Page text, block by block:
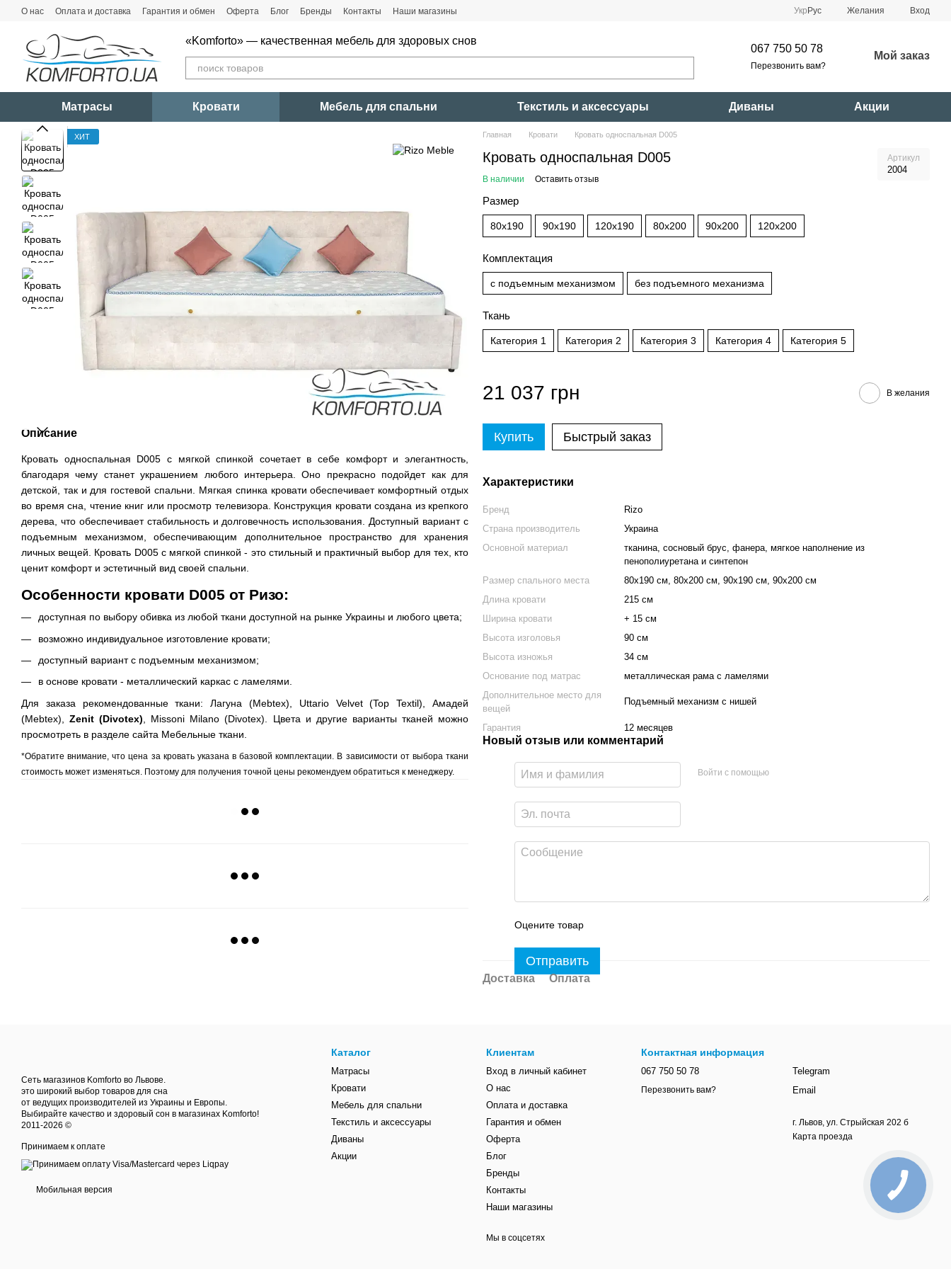
Перейти к основному контенту
О нас Оплата и доставка Гарантия и обмен Оферта Блог Бренды Контакты Наши магазины Укр Рус Желания Вход
«Komforto» — качественная мебель для здоровых снов
067 750 50 78
Перезвонить вам?
Мой заказ
Матрасы Кровати Мебель для спальни Текстиль и аксессуары Диваны Акции
ХИТ
Описание
Кровать односпальная D005 с мягкой спинкой сочетает в себе комфорт и элегантность,
благодаря чему станет украшением любого интерьера. Оно прекрасно подойдет как для
детской, так и для гостевой спальни. Мягкая спинка кровати обеспечивает комфортный отдых
во время сна, чтение книг или просмотр телевизора. Конструкция кровати создана из крепкого
дерева, что обеспечивает стабильность и долговечность использования. Доступный вариант с
подъемным механизмом, обеспечивающим дополнительное пространство для хранения
личных вещей. Кровать D005 с мягкой спинкой - это стильный и практичный выбор для тех, кто
ценит комфорт и эстетичный вид своей спальни.
Особенности кровати D005 от Ризо:
доступная по выбору обивка из любой ткани доступной на рынке Украины и любого цвета;
возможно индивидуальное изготовление кровати;
доступный вариант с подъемным механизмом;
в основе кровати - металлический каркас с ламелями.
Для заказа рекомендованные ткани: Лагуна (Mebtex), Uttario Velvet (Top Textil), Амадей
(Mebtex),Zenit (Divotex) , Missoni Milano (Divotex). Цвета и другие варианты тканей можно
просмотреть в разделе сайта Мебельные ткани
*Обратите внимание, что цена за кровать указана в базовой комплектации. В зависимости от выбора ткани
стоимость может изменяться. Поэтому для получения точной цены рекомендуем обратиться к менеджеру.
Главная Кровати Кровать односпальная D005
Кровать односпальная D005 Артикул
2004
В наличии Оставить отзыв
Размер
80x190 90x190 120x190 80x200 90x200 120x200
Комплектация
с подъемным механизмом без подъемного механизма
Ткань
Категория 1 Категория 2 Категория 3 Категория 4 Категория 5
21 037 грн В желания
Купить Быстрый заказ
Характеристики
Бренд
Rizo
Страна производитель
Украина
Основной материал
тканина, сосновый брус, фанера, мягкое наполнение из
пенополиуретана и синтепон
Размер спального места
80х190 см, 80x200 см, 90х190 см, 90х200 см
Длина кровати
215 см
Ширина кровати
+ 15 см
Высота изголовья
90 см
Высота изножья
34 см
Основание под матрас
металлическая рама с ламелями
Дополнительное место для
вещей
Подъемный механизм с нишей
Гарантия 12 месяцев
Новый отзыв или комментарий
Войти с помощью
Оцените товар
Отправить
Доставка Оплата
Сеть магазинов Komforto во Львове.
это широкий выбор товаров для сна
от ведущих производителей из Украины и Европы.
Выбирайте качество и здоровый сон в магазинах Komforto!
2011-2026 ©
Принимаем к оплате
Мобильная версия
Каталог
Матрасы
Кровати
Мебель для спальни
Текстиль и аксессуары
Диваны
Акции
Клиентам
Вход в личный кабинет
О нас
Оплата и доставка
Гарантия и обмен
Оферта
Блог
Бренды
Контакты
Наши магазины
Мы в соцсетях
Контактная информация
067 750 50 78
Перезвонить вам?
Telegram
Email
г. Львов, ул. Стрыйская 202 б
Карта проезда